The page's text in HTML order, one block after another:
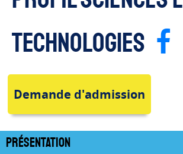
technologies
Présentation
Demande d'admission